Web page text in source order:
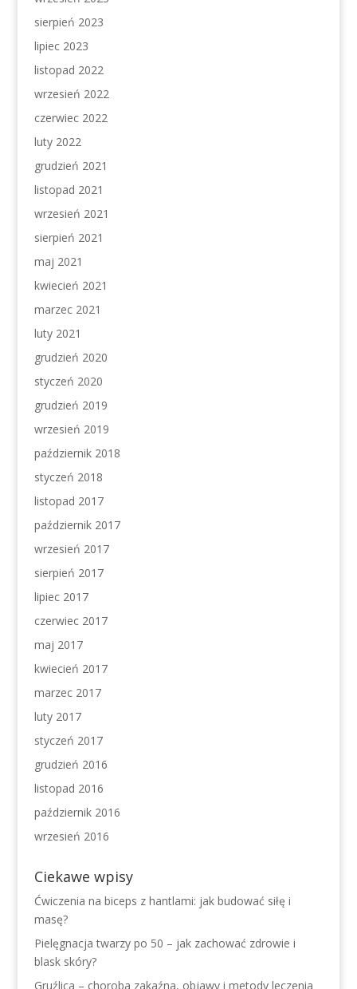
sierpień 2023
lipiec 2023
listopad 2022
wrzesień 2022
czerwiec 2022
luty 2022
grudzień 2021
listopad 2021
wrzesień 2021
sierpień 2021
maj 2021
kwiecień 2021
marzec 2021
luty 2021
grudzień 2020
styczeń 2020
grudzień 2019
wrzesień 2019
październik 2018
styczeń 2018
listopad 2017
październik 2017
wrzesień 2017
sierpień 2017
lipiec 2017
czerwiec 2017
maj 2017
kwiecień 2017
marzec 2017
luty 2017
styczeń 2017
grudzień 2016
listopad 2016
październik 2016
wrzesień 2016
Ciekawe wpisy
Ćwiczenia na biceps z hantlami: jak budować siłę i
masę?
Pielęgnacja twarzy po 50 – jak zachować zdrowie i
blask skóry?
Gruźlica – choroba zakaźna, objawy i metody leczenia